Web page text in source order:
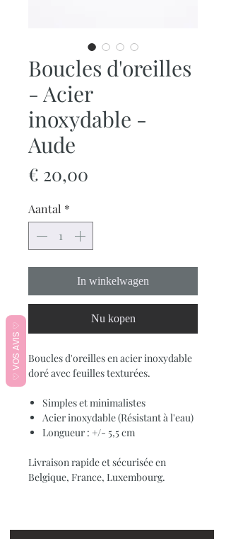
Boucles d'oreilles
- Acier
inoxydable -
Aude
€ 20,00
Aantal *
In winkelwagen
Nu kopen
Boucles d'oreilles en acier inoxydable
doré avec feuilles texturées.
Simples et minimalistes
Acier inoxydable (Résistant à l'eau)
Longueur : +/- 5,5 cm
Livraison rapide et sécurisée en
Belgique, France, Luxembourg.
♡ VOS AVIS ♡